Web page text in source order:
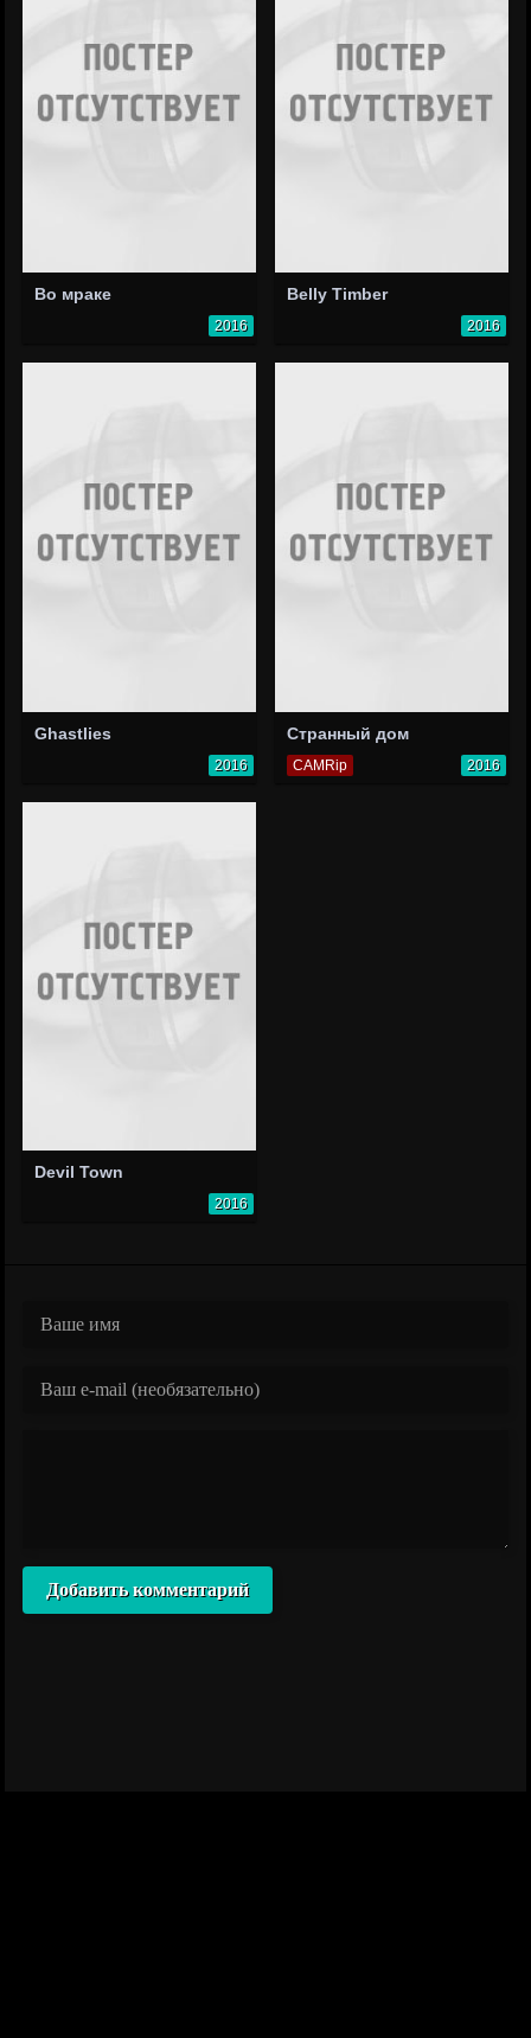
Во мраке
2016
Belly Timber
2016
Ghastlies
2016
Странный дом
CAMRip 2016
Devil Town
2016
Добавить комментарий